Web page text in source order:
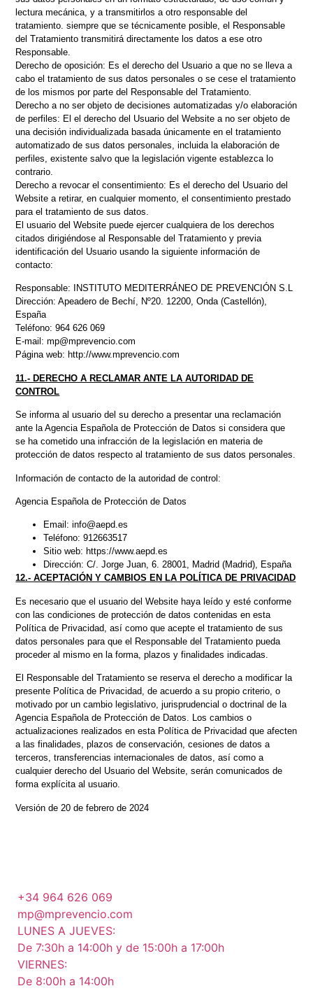
lectura mecánica, y a transmitirlos a otro responsable del
tratamiento. siempre que se técnicamente posible, el Responsable
del Tratamiento transmitirá directamente los datos a ese otro
Responsable.
Derecho de oposición: Es el derecho del Usuario a que no se lleva a
cabo el tratamiento de sus datos personales o se cese el tratamiento
de los mismos por parte del Responsable del Tratamiento.
Derecho a no ser objeto de decisiones automatizadas y/o elaboración
de perfiles: El el derecho del Usuario del Website a no ser objeto de
una decisión individualizada basada únicamente en el tratamiento
automatizado de sus datos personales, incluida la elaboración de
perfiles, existente salvo que la legislación vigente establezca lo
contrario.
Derecho a revocar el consentimiento: Es el derecho del Usuario del
Website a retirar, en cualquier momento, el consentimiento prestado
para el tratamiento de sus datos.
El usuario del Website puede ejercer cualquiera de los derechos
citados dirigiéndose al Responsable del Tratamiento y previa
identificación del Usuario usando la siguiente información de
contacto:
Responsable: INSTITUTO MEDITERRÁNEO DE PREVENCIÓN S.L
Dirección: Apeadero de Bechí, Nº20. 12200, Onda (Castellón),
España
Teléfono: 964 626 069
E-mail: mp@mprevencio.com
Página web: http://www.mprevencio.com
11.- DERECHO A RECLAMAR ANTE LA AUTORIDAD DE
CONTROL
Se informa al usuario del su derecho a presentar una reclamación
ante la Agencia Española de Protección de Datos si considera que
se ha cometido una infracción de la legislación en materia de
protección de datos respecto al tratamiento de sus datos personales.
Información de contacto de la autoridad de control:
Agencia Española de Protección de Datos
Email: info@aepd.es
Teléfono: 912663517
Sitio web: https://www.aepd.es
Dirección: C/. Jorge Juan, 6. 28001, Madrid (Madrid), España
12.- ACEPTACIÓN Y CAMBIOS EN LA POLÍTICA DE PRIVACIDAD
Es necesario que el usuario del Website haya leído y esté conforme
con las condiciones de protección de datos contenidas en esta
Política de Privacidad, así como que acepte el tratamiento de sus
datos personales para que el Responsable del Tratamiento pueda
proceder al mismo en la forma, plazos y finalidades indicadas.
El Responsable del Tratamiento se reserva el derecho a modificar la
presente Política de Privacidad, de acuerdo a su propio criterio, o
motivado por un cambio legislativo, jurisprudencial o doctrinal de la
Agencia Española de Protección de Datos. Los cambios o
actualizaciones realizados en esta Política de Privacidad que afecten
a las finalidades, plazos de conservación, cesiones de datos a
terceros, transferencias internacionales de datos, así como a
cualquier derecho del Usuario del Website, serán comunicados de
forma explícita al usuario.
Versión de 20 de febrero de 2024
+34 964 626 069
mp@mprevencio.com
LUNES A JUEVES:
De 7:30h a 14:00h y de 15:00h a 17:00h
VIERNES:
De 8:00h a 14:00h